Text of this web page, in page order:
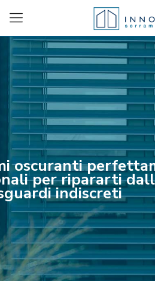
oscuranti
per ripararti
indiscreti